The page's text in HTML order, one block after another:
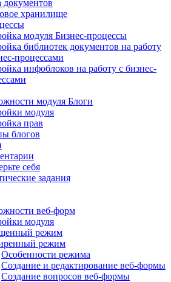
документов
хранилище
модуля Бизнес-процессы
библиотек документов на работу
процессами
инфоблоков на работу с бизнес-
модуля Блоги
модуля
прав
блогов
себя
задания
веб-форм
модуля
режим
режим
Особенности режима
Создание и редактирование веб-формы
Создание вопросов веб-формы